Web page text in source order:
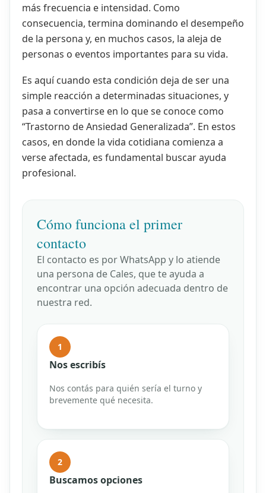
más frecuencia e intensidad. Como
consecuencia, termina dominando el desempeño
de la persona y, en muchos casos, la aleja de
personas o eventos importantes para su vida.
Es aquí cuando esta condición deja de ser una
simple reacción a determinadas situaciones, y
pasa a convertirse en lo que se conoce como
“Trastorno de Ansiedad Generalizada”. En estos
casos, en donde la vida cotidiana comienza a
verse afectada, es fundamental buscar ayuda
profesional.
Cómo funciona el primer
contacto
El contacto es por WhatsApp y lo atiende
una persona de Cales, que te ayuda a
encontrar una opción adecuada dentro de
nuestra red.
1
Nos escribís
Nos contás para quién sería el turno y
brevemente qué necesita.
2
Buscamos opciones